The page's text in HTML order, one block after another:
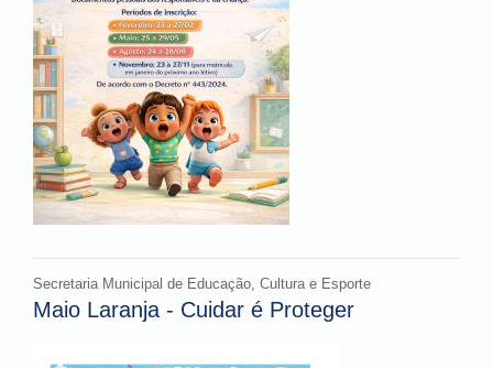
Secretaria Municipal de Educação, Cultura e Esporte
Maio Laranja - Cuidar é Proteger